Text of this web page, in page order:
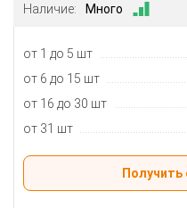
Наличие: Много
от 1 до 5 шт
от 6 до 15 шт
от 16 до 30 шт
от 31 шт